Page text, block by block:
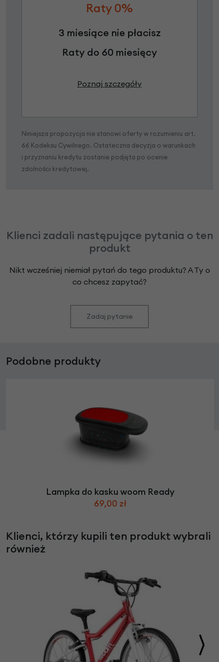
Raty 0%
3 miesiące nie płacisz
Raty do 60 miesięcy
Poznaj szczegóły
Niniejsza propozycja nie stanowi oferty w rozumieniu art.
66 Kodeksu Cywilnego. Ostateczna decyzja o warunkach
i przyznaniu kredytu zostanie podjęta po ocenie
zdolności kredytowej.
Klienci zadali następujące pytania o ten
produkt
Nikt wcześniej niemiał pytań do tego produktu? A Ty o
co chcesz zapytać?
Zadaj pytanie
Podobne produkty
Lampka do kasku woom Ready
69,00 zł
Klienci, którzy kupili ten produkt wybrali
również